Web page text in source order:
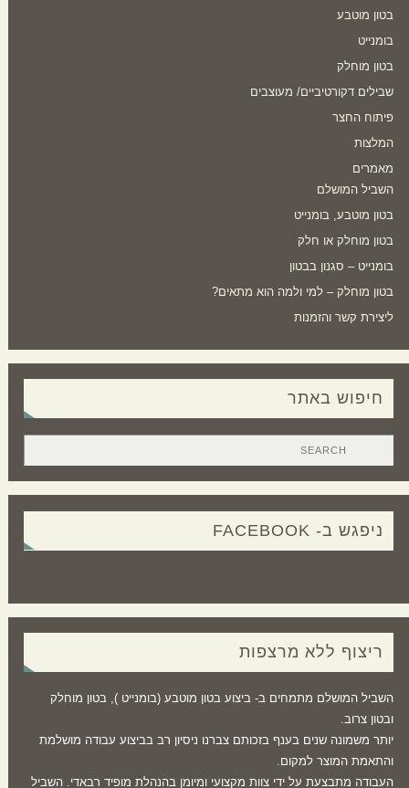
בטון מוטבע
בומנייט
בטון מוחלק
שבילים דקורטיביים/ מעוצבים
פיתוח החצר
המלצות
מאמרים
השביל המושלם
בטון מוטבע, בומנייט
בטון מוחלק או חלק
בומנייט – סגנון בבטון
בטון מוחלק – למי ולמה הוא מתאים?
ליצירת קשר והזמנות
חיפוש באתר
ניפגש ב- FACEBOOK
ריצוף ללא מרצפות
השביל המושלם מתמחים ב- ביצוע בטון מוטבע (בומנייט ), בטון מוחלק
ובטון צרוב.
יותר משמונה שנים בענף בזכותם צברנו ניסיון רב בביצוע עבודה מושלמת
והתאמת המוצר למקום.
העבודה מתבצעת על ידי צוות מקצועי ומיומן בהנהלת מופיד רבאדי. השביל